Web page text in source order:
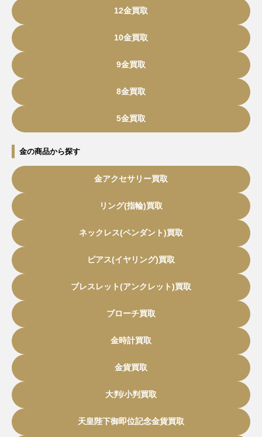
12金買取
10金買取
9金買取
8金買取
5金買取
金の商品から探す
金アクセサリー買取
リング(指輪)買取
ネックレス(ペンダント)買取
ピアス(イヤリング)買取
ブレスレット(アンクレット)買取
ブローチ買取
金時計買取
金貨買取
大判/小判買取
天皇陛下御即位記念金貨買取